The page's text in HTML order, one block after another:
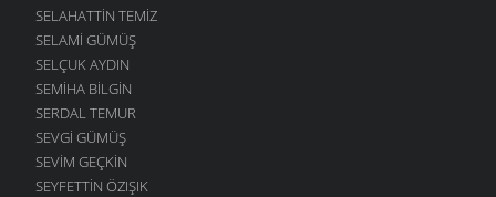
SELAHATTIN TEMIZ
SELAMI GÜMÜŞ
SELÇUK AYDIN
SEMIHA BILGIN
SERDAL TEMUR
SEVGI GÜMÜŞ
SEVIM GEÇKIN
SEYFETTIN ÖZIŞIK